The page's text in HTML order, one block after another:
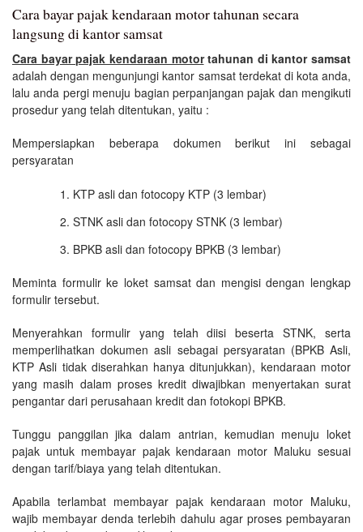
Cara bayar pajak kendaraan motor tahunan secara
langsung di kantor samsat
Cara bayar pajak kendaraan motortahunan di kantor samsat
adalah dengan mengunjungi kantor samsat terdekat di kota anda,
lalu anda pergi menuju bagian perpanjangan pajak dan mengikuti
prosedur yang telah ditentukan, yaitu :
Mempersiapkan beberapa dokumen berikut ini sebagai
persyaratan
KTP asli dan fotocopy KTP (3 lembar)
STNK asli dan fotocopy STNK (3 lembar)
BPKB asli dan fotocopy BPKB (3 lembar)
Meminta formulir ke loket samsat dan mengisi dengan lengkap
formulir tersebut.
Menyerahkan formulir yang telah diisi beserta STNK, serta
memperlihatkan dokumen asli sebagai persyaratan (BPKB Asli,
KTP Asli tidak diserahkan hanya ditunjukkan), kendaraan motor
yang masih dalam proses kredit diwajibkan menyertakan surat
pengantar dari perusahaan kredit dan fotokopi BPKB.
Tunggu panggilan jika dalam antrian, kemudian menuju loket
pajak untuk membayar pajak kendaraan motor Maluku sesuai
dengan tarif/biaya yang telah ditentukan.
Apabila terlambat membayar pajak kendaraan motor Maluku,
wajib membayar denda terlebih dahulu agar proses pembayaran